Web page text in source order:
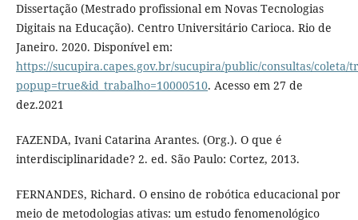
Dissertação (Mestrado profissional em Novas Tecnologias
Digitais na Educação). Centro Universitário Carioca. Rio de
Janeiro. 2020. Disponível em:
https://sucupira.capes.gov.br/sucupira/public/consultas/coleta/
popup=true&id_trabalho=10000510. Acesso em 27 de
dez.2021
FAZENDA, Ivani Catarina Arantes. (Org.). O que é
interdisciplinaridade? 2. ed. São Paulo: Cortez, 2013.
FERNANDES, Richard. O ensino de robótica educacional por
meio de metodologias ativas: um estudo fenomenológico